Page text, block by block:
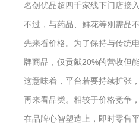
名创优品超四千家线下门店接
不过，与药品、鲜花等刚需品
先来看价格。为了保持与传统
牌商品，仅贡献20%的营收但
这意味着，平台若要持续扩张
再来看品类。相较于价格竞争
在品牌心智塑造上，即时零售